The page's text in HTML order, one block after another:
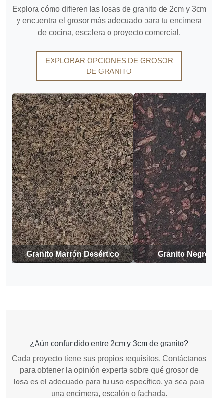
Explora cómo difieren las losas de granito de 2cm y 3cm
y encuentra el grosor más adecuado para tu encimera
de cocina, escalera o proyecto comercial.
EXPLORAR OPCIONES DE GROSOR
DE GRANITO
Granito Marrón Desértico Granito Negro
¿Aún confundido entre 2cm y 3cm de granito?
Cada proyecto tiene sus propios requisitos. Contáctanos
para obtener la opinión experta sobre qué grosor de
losa es el adecuado para tu uso específico, ya sea para
una encimera, escalón o fachada.